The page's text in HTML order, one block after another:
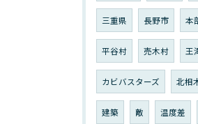
三重県 長野市 本
平谷村 売木村 王
カビバスターズ 北相
建築 敵 温度差